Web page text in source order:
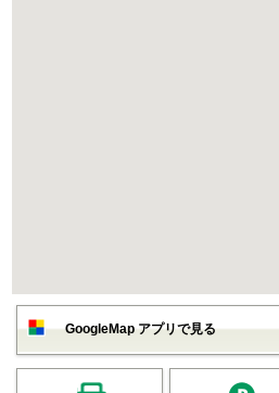
GoogleMap アプリで見る